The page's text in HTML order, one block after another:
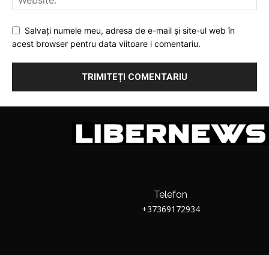
Salvați numele meu, adresa de e-mail și site-ul web în
acest browser pentru data viitoare i comentariu.
Telefon
+37369172934